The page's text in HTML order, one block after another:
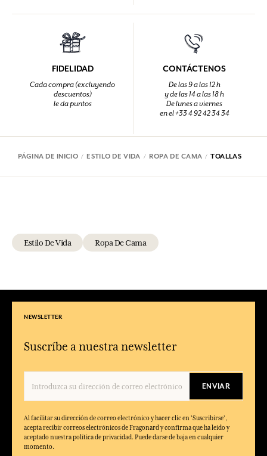
FIDELIDAD
Cada compra (excluyendo
descuentos)
le da puntos
CONTÁCTENOS
De las 9 a las 12 h
y de las 14 a las 18 h
De lunes a viernes
en el +33 4 92 42 34 34
PÁGINA DE INICIO ESTILO DE VIDA ROPA DE CAMA TOALLAS
Estilo De Vida Ropa De Cama
NEWSLETTER
Suscríbe a nuestra newsletter
ENVIAR
Al facilitar su dirección de correo electrónico y hacer clic en 'Suscribirse',
acepta recibir correos electrónicos de Fragonard y confirma que ha leído y
aceptado nuestra política de privacidad. Puede darse de baja en cualquier
momento.